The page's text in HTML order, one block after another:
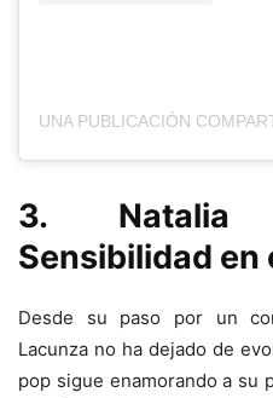
3. Natalia
Sensibilidad en
Desde su paso por un
Lacunza no ha dejado de
pop sigue enamorando a su